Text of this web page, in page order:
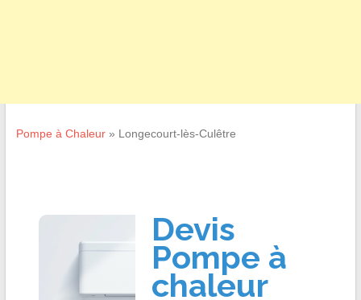
Pompe à Chaleur» Longecourt-lès-Culêtre